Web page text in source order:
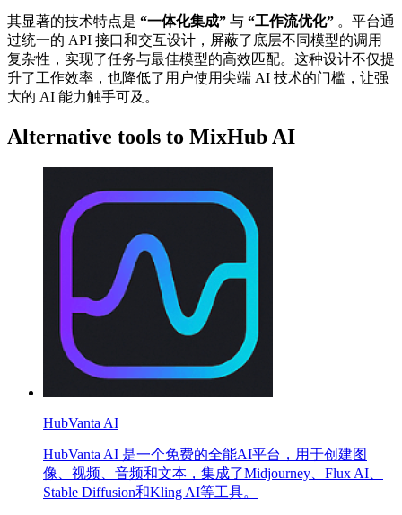
其显著的技术特点是 “一体化集成” 与 “工作流优化” 。平台通
过统一的 API 接口和交互设计，屏蔽了底层不同模型的调用
复杂性，实现了任务与最佳模型的高效匹配。这种设计不仅提
升了工作效率，也降低了用户使用尖端 AI 技术的门槛，让强
大的 AI 能力触手可及。
Alternative tools to MixHub AI
HubVanta AI
HubVanta AI 是一个免费的全能AI平台，用于创建图
像、视频、音频和文本，集成了Midjourney、Flux AI、
Stable Diffusion和Kling AI等工具。